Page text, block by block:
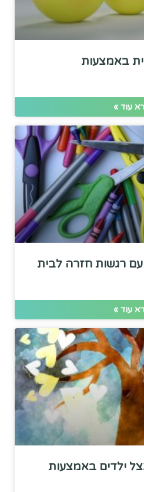
באמצעות
עוד »
רגשות חזרה לבית
עוד »
ילדים באמצעות